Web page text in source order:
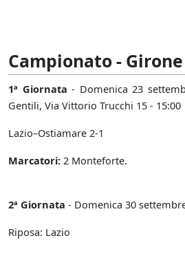
Campionato - Girone
1ª Giornata - Domenica 23
Gentili, Via Vittorio Trucchi 15 - 15:00
Lazio–Ostiamare 2-1
Marcatori: 2 Monteforte.
2ª Giornata - Domenica 30
Riposa: Lazio